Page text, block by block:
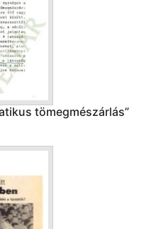
tömegmészárlás”